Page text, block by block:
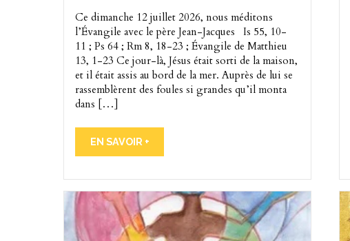
Ce dimanche 12 juillet 2026, nous méditons
l’Évangile avec le père Jean-Jacques Is 55, 10-
11 ; Ps 64 ; Rm 8, 18-23 ; Évangile de Matthieu
13, 1-23 Ce jour-là, Jésus était sorti de la maison,
et il était assis au bord de la mer. Auprès de lui se
rassemblèrent des foules si grandes qu’il monta
dans […]
EN SAVOIR +